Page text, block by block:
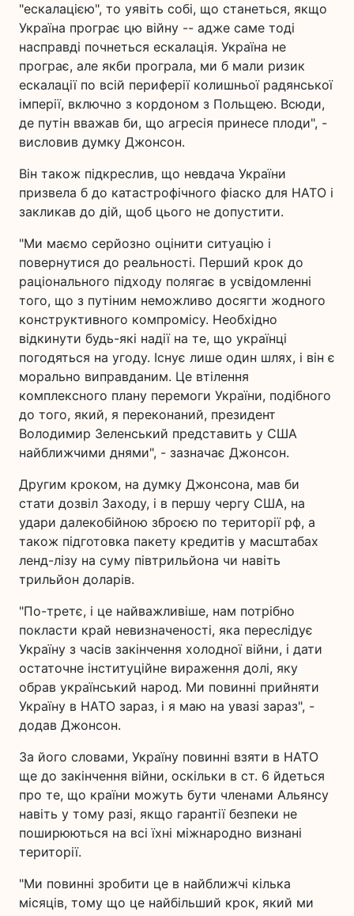
"ескалацією", то уявіть собі, що станеться, якщо
Україна програє цю війну -- адже саме тоді
насправді почнеться ескалація. Україна не
програє, але якби програла, ми б мали ризик
ескалації по всій периферії колишньої радянської
імперії, включно з кордоном з Польщею. Всюди,
де путін вважав би, що агресія принесе плоди", -
висловив думку Джонсон.
Він також підкреслив, що невдача України
призвела б до катастрофічного фіаско для НАТО і
закликав до дій, щоб цього не допустити.
"Ми маємо серйозно оцінити ситуацію і
повернутися до реальності. Перший крок до
раціонального підходу полягає в усвідомленні
того, що з путіним неможливо досягти жодного
конструктивного компромісу. Необхідно
відкинути будь-які надії на те, що українці
погодяться на угоду. Існує лише один шлях, і він є
морально виправданим. Це втілення
комплексного плану перемоги України, подібного
до того, який, я переконаний, президент
Володимир Зеленський представить у США
найближчими днями", - зазначає Джонсон.
Другим кроком, на думку Джонсона, мав би
стати дозвіл Заходу, і в першу чергу США, на
удари далекобійною зброєю по території рф, а
також підготовка пакету кредитів у масштабах
ленд-лізу на суму півтрильйона чи навіть
трильйон доларів.
"По-третє, і це найважливіше, нам потрібно
покласти край невизначеності, яка переслідує
Україну з часів закінчення холодної війни, і дати
остаточне інституційне вираження долі, яку
обрав український народ. Ми повинні прийняти
Україну в НАТО зараз, і я маю на увазі зараз", -
додав Джонсон.
За його словами, Україну повинні взяти в НАТО
ще до закінчення війни, оскільки в ст. 6 йдеться
про те, що країни можуть бути членами Альянсу
навіть у тому разі, якщо гарантії безпеки не
поширюються на всі їхні міжнародно визнані
території.
"Ми повинні зробити це в найближчі кілька
місяців, тому що це найбільший крок, який ми